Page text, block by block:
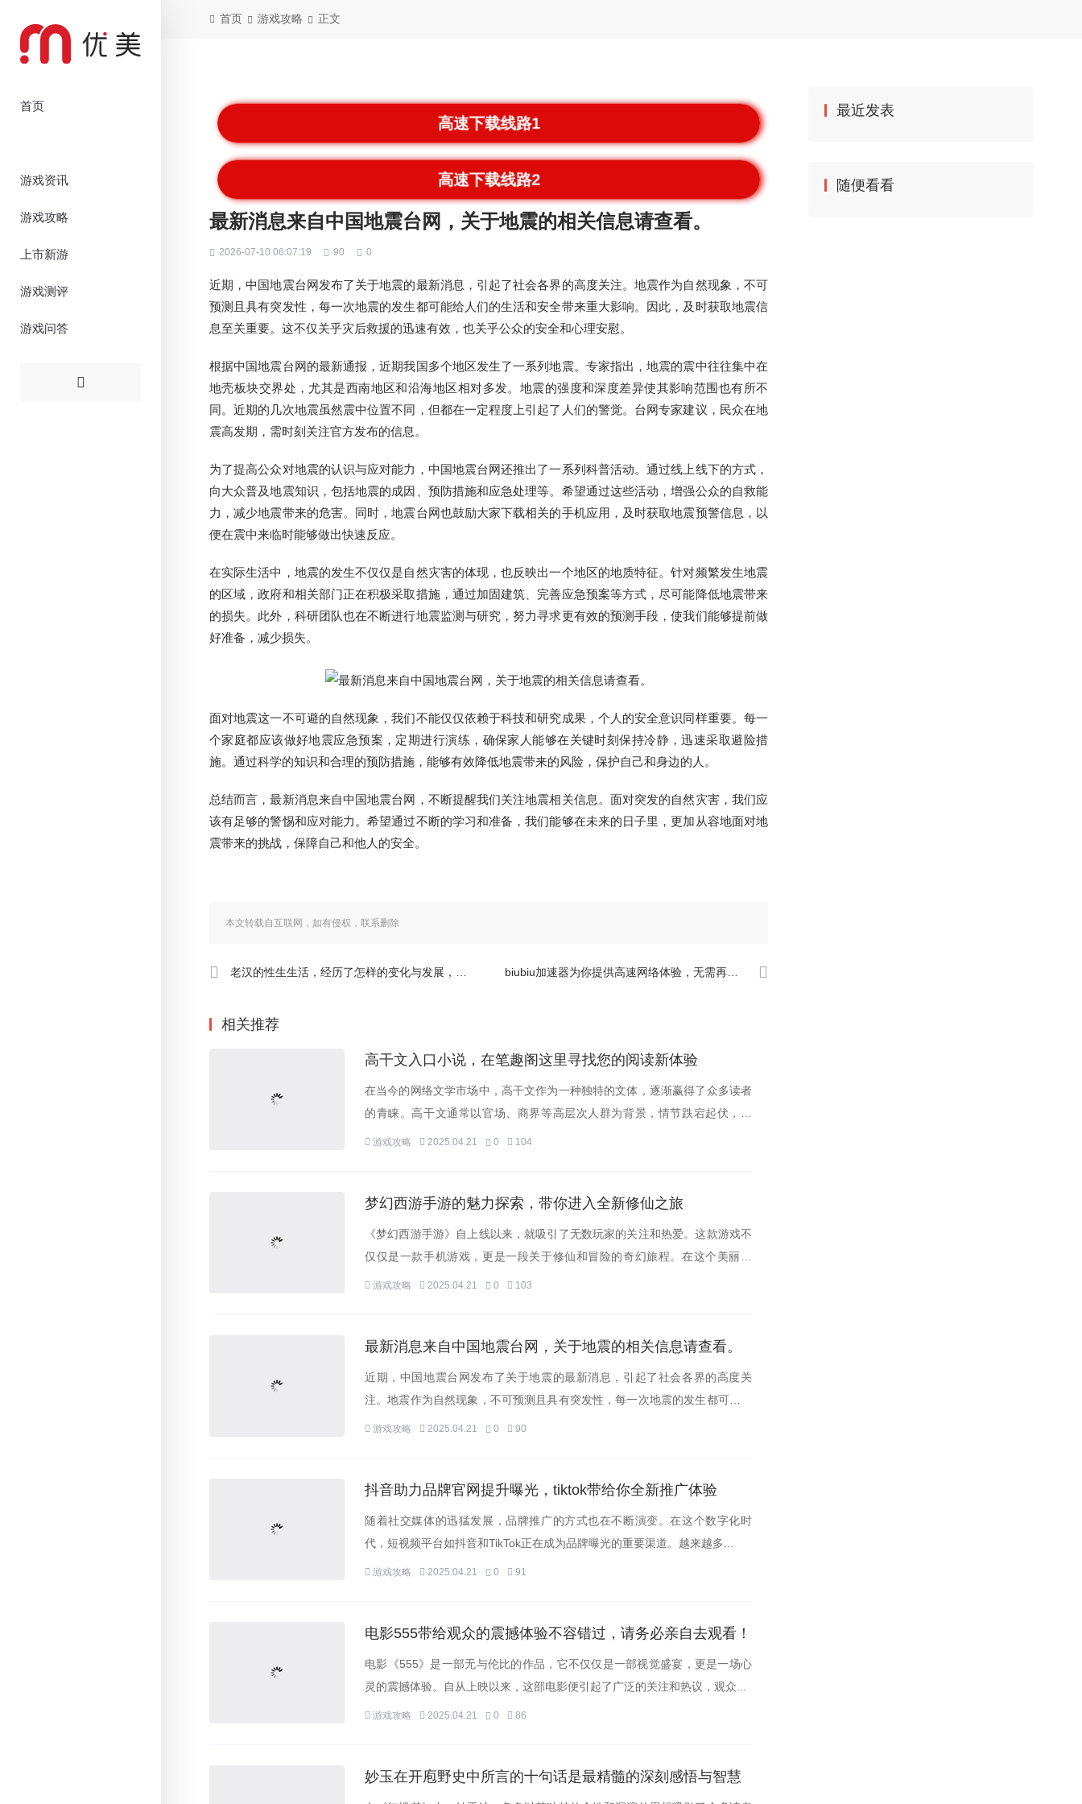
首页
游戏资讯
游戏攻略
上市新游
游戏测评
游戏问答
首页 游戏攻略 正文
高速下载线路1
高速下载线路2
最新消息来自中国地震台网，关于地震的相关信息请查看。
2026-07-10 06:07:19 90 0
近期，中国地震台网发布了关于地震的最新消息，引起了社会各界的高度关注。地震作为自然现象，不可
预测且具有突发性，每一次地震的发生都可能给人们的生活和安全带来重大影响。因此，及时获取地震信
息至关重要。这不仅关乎灾后救援的迅速有效，也关乎公众的安全和心理安慰。
根据中国地震台网的最新通报，近期我国多个地区发生了一系列地震。专家指出，地震的震中往往集中在
地壳板块交界处，尤其是西南地区和沿海地区相对多发。地震的强度和深度差异使其影响范围也有所不
同。近期的几次地震虽然震中位置不同，但都在一定程度上引起了人们的警觉。台网专家建议，民众在地
震高发期，需时刻关注官方发布的信息。
为了提高公众对地震的认识与应对能力，中国地震台网还推出了一系列科普活动。通过线上线下的方式，
向大众普及地震知识，包括地震的成因、预防措施和应急处理等。希望通过这些活动，增强公众的自救能
力，减少地震带来的危害。同时，地震台网也鼓励大家下载相关的手机应用，及时获取地震预警信息，以
便在震中来临时能够做出快速反应。
在实际生活中，地震的发生不仅仅是自然灾害的体现，也反映出一个地区的地质特征。针对频繁发生地震
的区域，政府和相关部门正在积极采取措施，通过加固建筑、完善应急预案等方式，尽可能降低地震带来
的损失。此外，科研团队也在不断进行地震监测与研究，努力寻求更有效的预测手段，使我们能够提前做
好准备，减少损失。
面对地震这一不可避的自然现象，我们不能仅仅依赖于科技和研究成果，个人的安全意识同样重要。每一
个家庭都应该做好地震应急预案，定期进行演练，确保家人能够在关键时刻保持冷静，迅速采取避险措
施。通过科学的知识和合理的预防措施，能够有效降低地震带来的风险，保护自己和身边的人。
总结而言，最新消息来自中国地震台网，不断提醒我们关注地震相关信息。面对突发的自然灾害，我们应
该有足够的警惕和应对能力。希望通过不断的学习和准备，我们能够在未来的日子里，更加从容地面对地
震带来的挑战，保障自己和他人的安全。
本文转载自互联网，如有侵权，联系删除
老汉的性生生活，经历了怎样的变化与发展，这是一段不为人知的故事。 biubiu加速器为你提供高速网络体验，无需再忍受慢速上网的烦恼！
相关推荐
高干文入口小说，在笔趣阁这里寻找您的阅读新体验
在当今的网络文学市场中，高干文作为一种独特的文体，逐渐赢得了众多读者
的青睐。高干文通常以官场、商界等高层次人群为背景，情节跌宕起伏，人
物...游戏攻略 2025.04.21 0 104
梦幻西游手游的魅力探索，带你进入全新修仙之旅
《梦幻西游手游》自上线以来，就吸引了无数玩家的关注和热爱。这款游戏不
仅仅是一款手机游戏，更是一段关于修仙和冒险的奇幻旅程。在这个美丽而
神...游戏攻略 2025.04.21 0 103
最新消息来自中国地震台网，关于地震的相关信息请查看。
近期，中国地震台网发布了关于地震的最新消息，引起了社会各界的高度关
注。地震作为自然现象，不可预测且具有突发性，每一次地震的发生都可能给
人...游戏攻略 2025.04.21 0 90
抖音助力品牌官网提升曝光，tiktok带给你全新推广体验
随着社交媒体的迅猛发展，品牌推广的方式也在不断演变。在这个数字化时
代，短视频平台如抖音和TikTok正在成为品牌曝光的重要渠道。越来越多...
游戏攻略 2025.04.21 0 91
电影555带给观众的震撼体验不容错过，请务必亲自去观看！
电影《555》是一部无与伦比的作品，它不仅仅是一部视觉盛宴，更是一场心
灵的震撼体验。自从上映以来，这部电影便引起了广泛的关注和热议，观众...
游戏攻略 2025.04.21 0 86
妙玉在开庖野史中所言的十句话是最精髓的深刻感悟与智慧
最近发表
随便看看